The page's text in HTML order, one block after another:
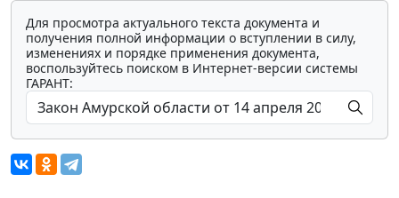
Для просмотра актуального текста документа и
получения полной информации о вступлении в силу,
изменениях и порядке применения документа,
воспользуйтесь поиском в Интернет-версии системы
ГАРАНТ: